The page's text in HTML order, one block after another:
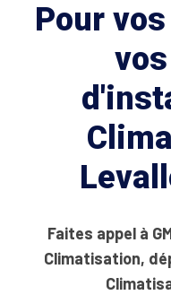
Pour
Faites appel à
Climatisation,